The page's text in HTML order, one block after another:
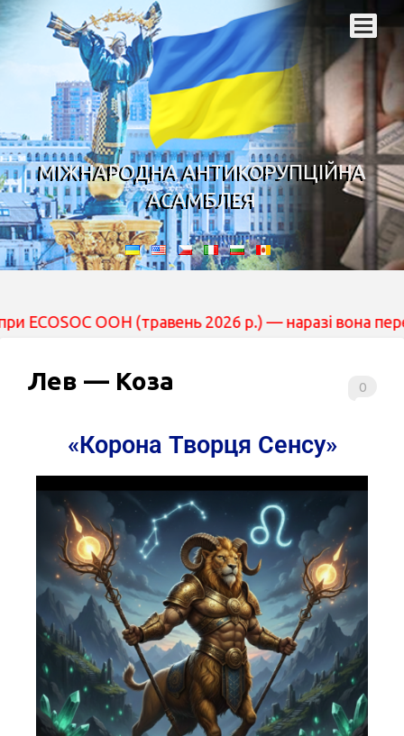
МІЖНАРОДНА АНТИКОРУПЦІЙНА
АСАМБЛЕЯ
ООН (травень 2026 р.) — наразі вона
0
Лев — Коза
«Корона Творця Сенсу»